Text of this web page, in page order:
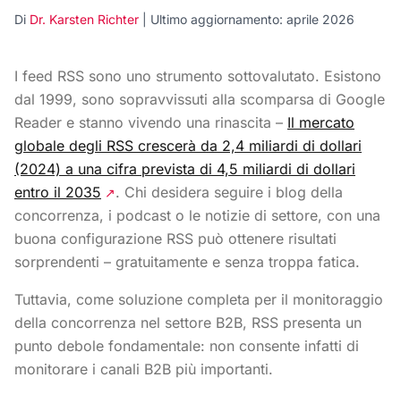
Di Dr. Karsten Richter | Ultimo aggiornamento: aprile 2026
I feed RSS sono uno strumento sottovalutato. Esistono
dal 1999, sono sopravvissuti alla scomparsa di Google
Reader e stanno vivendo una rinascita – Il mercato
globale degli RSS crescerà da 2,4 miliardi di dollari
(2024) a una cifra prevista di 4,5 miliardi di dollari
entro il 2035 ↗. Chi desidera seguire i blog della
concorrenza, i podcast o le notizie di settore, con una
buona configurazione RSS può ottenere risultati
sorprendenti – gratuitamente e senza troppa fatica.
Tuttavia, come soluzione completa per il monitoraggio
della concorrenza nel settore B2B, RSS presenta un
punto debole fondamentale: non consente infatti di
monitorare i canali B2B più importanti.